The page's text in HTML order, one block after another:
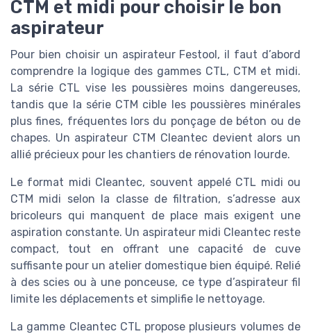
CTM et midi pour choisir le bon
aspirateur
Pour bien choisir un aspirateur Festool, il faut d’abord
comprendre la logique des gammes CTL, CTM et midi.
La série CTL vise les poussières moins dangereuses,
tandis que la série CTM cible les poussières minérales
plus fines, fréquentes lors du ponçage de béton ou de
chapes. Un aspirateur CTM Cleantec devient alors un
allié précieux pour les chantiers de rénovation lourde.
Le format midi Cleantec, souvent appelé CTL midi ou
CTM midi selon la classe de filtration, s’adresse aux
bricoleurs qui manquent de place mais exigent une
aspiration constante. Un aspirateur midi Cleantec reste
compact, tout en offrant une capacité de cuve
suffisante pour un atelier domestique bien équipé. Relié
à des scies ou à une ponceuse, ce type d’aspirateur fil
limite les déplacements et simplifie le nettoyage.
La gamme Cleantec CTL propose plusieurs volumes de